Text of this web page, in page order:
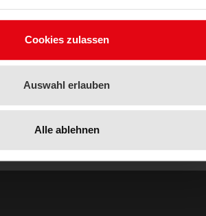
Cookies zulassen
Auswahl erlauben
Alle ablehnen
AFFICHER L'ARTICLE